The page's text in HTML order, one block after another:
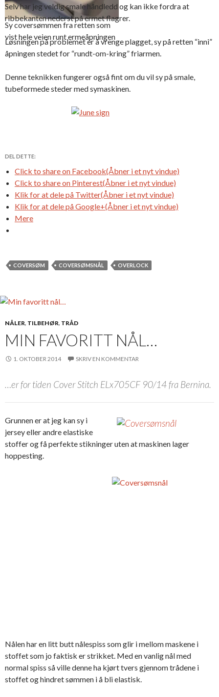
Sy coversømmen fra retten som
vist hele veien runt ermeåpningen
Selv har jeg veldig smale håndledd og kan ikke fordra at
ribbekanten nederst på ermet flagrer.
Løsningen på problemet er å vrenge plagget, sy på retten “inni”
åpningen stedet for “rundt-om-kring” friarmen.
Denne teknikken fungerer også fint om du vil sy på smale,
tubeformede steder med symaskinen.
DEL DETTE:
Click to share on Facebook(Åbner i et nyt vindue)
Click to share on Pinterest(Åbner i et nyt vindue)
Klik for at dele på Twitter(Åbner i et nyt vindue)
Klik for at dele på Google+(Åbner i et nyt vindue)
Mere
COVERSØM COVERSØMSNÅL OVERLOCK
NÅLER, TILBEHØR, TRÅD
MIN FAVORITT NÅL…
1. OKTOBER 2014 SKRIV EN KOMMENTAR
…er for tiden Cover Stitch ELx705CF 90/14 fra Bernina.
Grunnen er at jeg kan sy i
jersey eller andre elastiske
stoffer og få perfekte stikninger uten at maskinen lager
hoppesting.
Nålen har en litt butt nålespiss som glir i mellom maskene i
stoffet som jo faktisk er strikket. Med en vanlig nål med
normal spiss så ville denne ha kjørt tvers gjennom trådene i
stoffet og hindret sømmen i å bli elastisk.